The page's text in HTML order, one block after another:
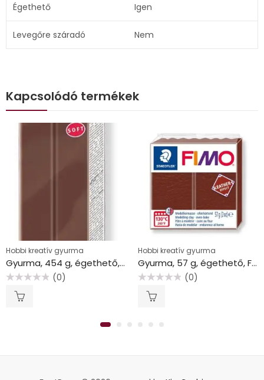
Égethető Igen
Levegőre száradó Nem
Kapcsolódó termékek
Hobbi kreatív gyurma
Gyurma, 454 g, égethető, FIMO “Soft”, csokoládé
(0)
Hobbi kreatív gyurma
Gyurma, 57 g, égethető, FIMO” Leather Effect”, dió
(0)